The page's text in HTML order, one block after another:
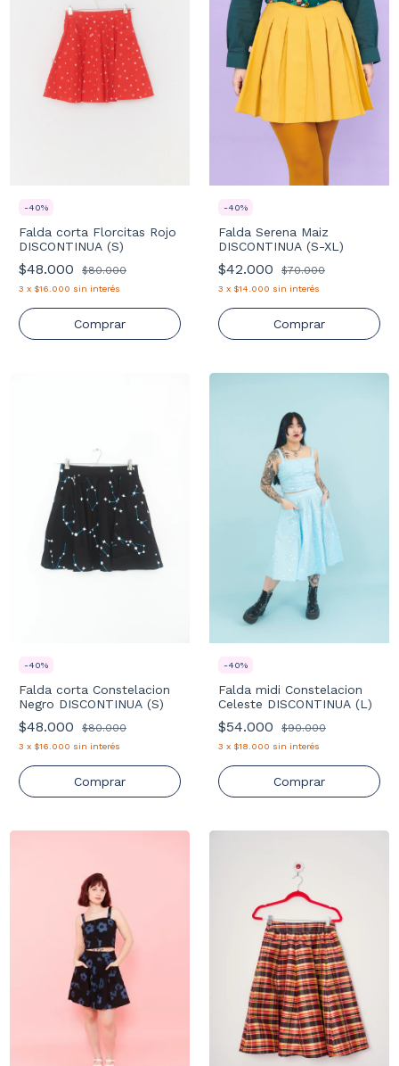
-40%
Falda corta Florcitas Rojo
DISCONTINUA (S)
$48.000 $80.000
3 x $16.000 sin interés
Comprar
-40%
Falda Serena Maiz
DISCONTINUA (S-XL)
$42.000 $70.000
3 x $14.000 sin interés
Comprar
-40%
Falda corta Constelacion
Negro DISCONTINUA (S)
$48.000 $80.000
3 x $16.000 sin interés
Comprar
-40%
Falda midi Constelacion
Celeste DISCONTINUA (L)
$54.000 $90.000
3 x $18.000 sin interés
Comprar